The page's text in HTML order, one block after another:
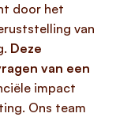
door het
van
Deze
van een
impact
Ons team